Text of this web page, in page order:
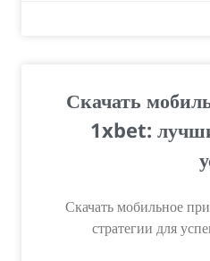
Скачать
1xbet:
Скачать мобильное
стратегии для